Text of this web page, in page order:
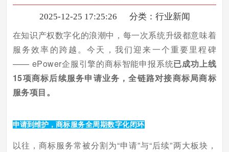
2025-12-25 17:25:26 分类： 行业新闻
在知识产权数字化的浪潮中，每一次系统升级都意味着
服务效率的跨越。今天，我们迎来一个重要里程碑
—— ePower企服引擎的商标智能申报系统已成功上线
15项商标后续服务申请业务，全链路对接商标局商标
服务项目。
申请到维护， 商标服务全周期数字化闭环
以往，商标服务常被分割为“申请”与“后续”两大板块，